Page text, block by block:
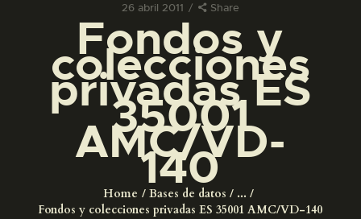
26 abril 2011 Share
Fondos y
colecciones
privadas ES
35001
AMC/VD-
140
Home Bases de datos
...
Fondos y colecciones privadas ES 35001 AMC/VD-140
PREPARAR LA VISITA
ACTIVIDADES
█
EL MUSEO